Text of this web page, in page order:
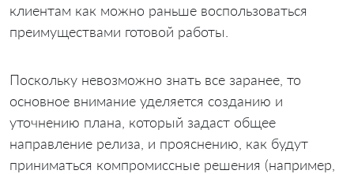
клиентам как можно раньше воспользоваться
преимуществами готовой работы.
Поскольку невозможно знать все заранее, то
основное внимание уделяется созданию и
уточнению плана, который задаст общее
направление релиза, и прояснению, как будут
приниматься компромиссные решения (например,